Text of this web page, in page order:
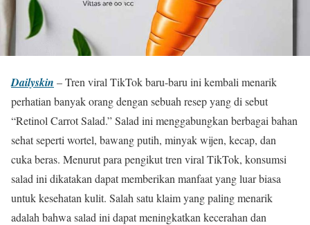
Dailyskin – Tren viral TikTok baru-baru ini kembali menarik
perhatian banyak orang dengan sebuah resep yang di sebut
“Retinol Carrot Salad.” Salad ini menggabungkan berbagai bahan
sehat seperti wortel, bawang putih, minyak wijen, kecap, dan
cuka beras. Menurut para pengikut tren viral TikTok, konsumsi
salad ini dikatakan dapat memberikan manfaat yang luar biasa
untuk kesehatan kulit. Salah satu klaim yang paling menarik
adalah bahwa salad ini dapat meningkatkan kecerahan dan